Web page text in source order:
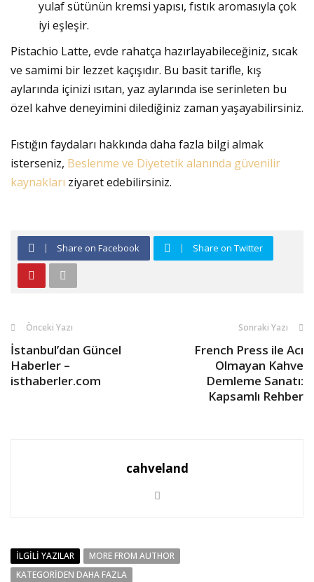
yulaf sütünün kremsi yapısı, fıstık aromasıyla çok
iyi eşleşir.
Pistachio Latte, evde rahatça hazırlayabileceğiniz, sıcak
ve samimi bir lezzet kaçışıdır. Bu basit tarifle, kış
aylarında içinizi ısıtan, yaz aylarında ise serinleten bu
özel kahve deneyimini dilediğiniz zaman yaşayabilirsiniz.
Fıstığın faydaları hakkında daha fazla bilgi almak
isterseniz, Beslenme ve Diyetetik alanında güvenilir
kaynakları ziyaret edebilirsiniz.
Share on Facebook Share on Twitter
Önceki Yazı
İstanbul’dan Güncel
Haberler –
isthaberler.com
Sonraki Yazı
French Press ile Acı
Olmayan Kahve
Demleme Sanatı:
Kapsamlı Rehber
cahveland
İLGILI YAZILAR
MORE FROM AUTHOR
KATEGORIDEN DAHA FAZLA